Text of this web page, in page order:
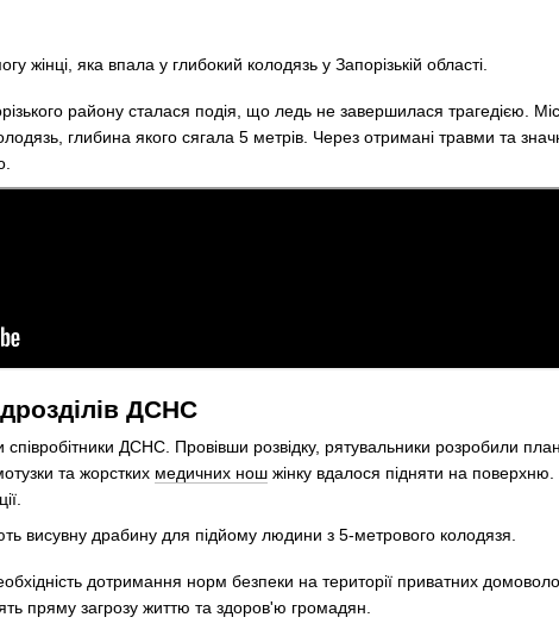
району сталася подія, що ледь не завершилася трагедією.
глибина якого сягала 5 метрів. Через отримані травми та
ДСНС
ДСНС. Провівши розвідку, рятувальники розробили
та жорстких медичних нош жінку вдалося підняти на
дотримання норм безпеки на території приватних
пряму загрозу життю та здоров'ю громадян.